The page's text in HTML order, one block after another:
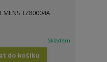
TZ80004A
Skladem
do košíku